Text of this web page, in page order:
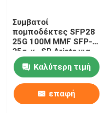
Συμβατοί
πομποδέκτες SFP28
25G 100M MMF SFP-
25g-κ.-SR Arista για
το τοπικό LAN
πανεπιστημιουπόλεων
Καλύτερη τιμή
επαφή